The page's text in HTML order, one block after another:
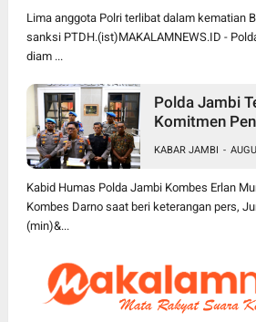
Lima anggota Polri terlibat dalam kematian
sanksi PTDH.(ist)MAKALAMNEWS.ID -
diam ...
Polda Jambi
Komitmen
Transparan, 5
Disanksi PTDH
KABAR JAMBI -
Kabid Humas Polda Jambi Kombes Erlan
Kombes Darno saat beri keterangan pers,
(min)&...